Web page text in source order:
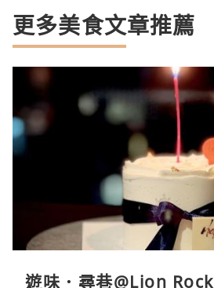
更多美食文章推薦
遊味．尋巷@Lion Rock